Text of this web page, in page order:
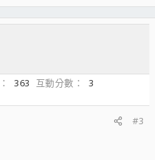
363 互動分數
3
#3